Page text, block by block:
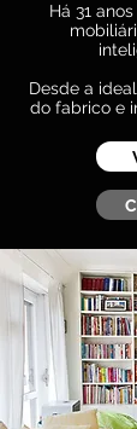
Há 31
Desde a
do fabrico e